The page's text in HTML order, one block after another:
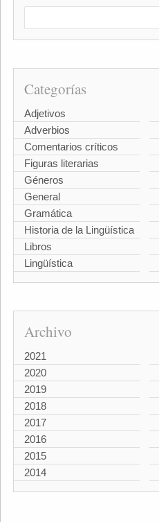
Categorías
Adjetivos
Adverbios
Comentarios críticos
Figuras literarias
Géneros
General
Gramática
Historia de la Lingüística
Libros
Lingüística
Archivo
2021
2020
2019
2018
2017
2016
2015
2014